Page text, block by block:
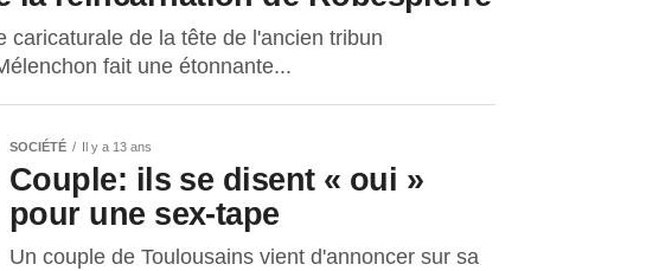
de la tête de l'ancien tribun
fait une étonnante...
SOCIÉTÉ Il y a 13 ans
Couple: ils se disent « oui »
pour une sex-tape
Un couple de Toulousains vient d'annoncer sur sa